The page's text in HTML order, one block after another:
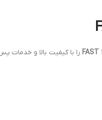
را با کیفیت بالا و خدمات